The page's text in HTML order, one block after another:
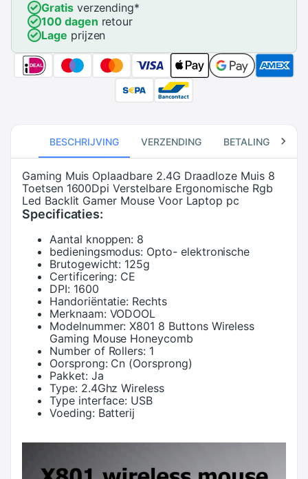
Gratisverzending*
100 dagen retour
Lage prijzen
BESCHRIJVING VERZENDING BETALING
Gaming Muis Oplaadbare 2.4G Draadloze Muis 8
Toetsen 1600Dpi Verstelbare Ergonomische Rgb
Led Backlit Gamer Mouse Voor Laptop pc
Specificaties:
Aantal knoppen: 8
bedieningsmodus: Opto- elektronische
Brutogewicht: 125g
Certificering: CE
DPI: 1600
Handoriëntatie: Rechts
Merknaam: VODOOL
Modelnummer: X801 8 Buttons Wireless
Gaming Mouse Honeycomb
Number of Rollers: 1
Oorsprong: Cn (Oorsprong)
Pakket: Ja
Type: 2.4Ghz Wireless
Type interface: USB
Voeding: Batterij